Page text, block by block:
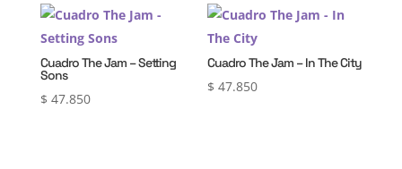
Cuadro The Jam – Setting
Sons
$ 47.850
Cuadro The Jam – In The City
$ 47.850